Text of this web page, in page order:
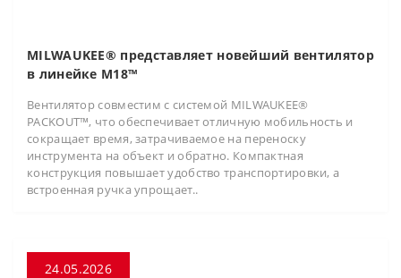
MILWAUKEE® представляет новейший вентилятор
в линейке M18™
Вентилятор совместим с системой MILWAUKEE®
PACKOUT™, что обеспечивает отличную мобильность и
сокращает время, затрачиваемое на переноску
инструмента на объект и обратно. Компактная
конструкция повышает удобство транспортировки, а
встроенная ручка упрощает..
24.05.2026